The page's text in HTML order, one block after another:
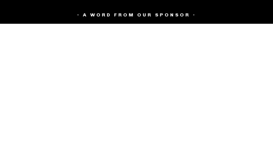
- A WORD FROM OUR SPONSOR -